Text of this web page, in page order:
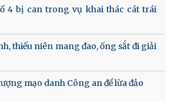
4 bị can trong vụ khai thác cát trái
thiếu niên mang đao, ống sắt đi giải
mạo danh Công an để lừa đảo